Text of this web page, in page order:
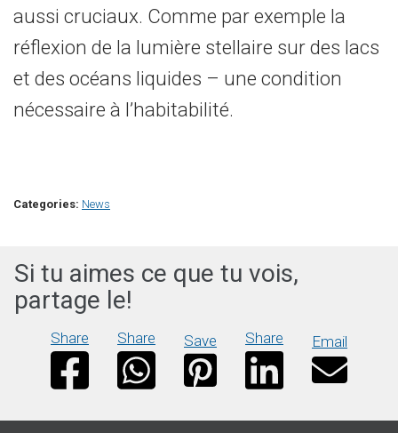
aussi cruciaux. Comme par exemple la
réflexion de la lumière stellaire sur des lacs
et des océans liquides – une condition
nécessaire à l’habitabilité.
Categories: News
Si tu aimes ce que tu vois,
partage le!
Share Share Save Share Email